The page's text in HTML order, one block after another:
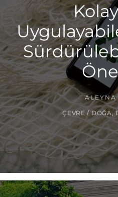
ALEYNA
ÇEVRE / DOĞA,